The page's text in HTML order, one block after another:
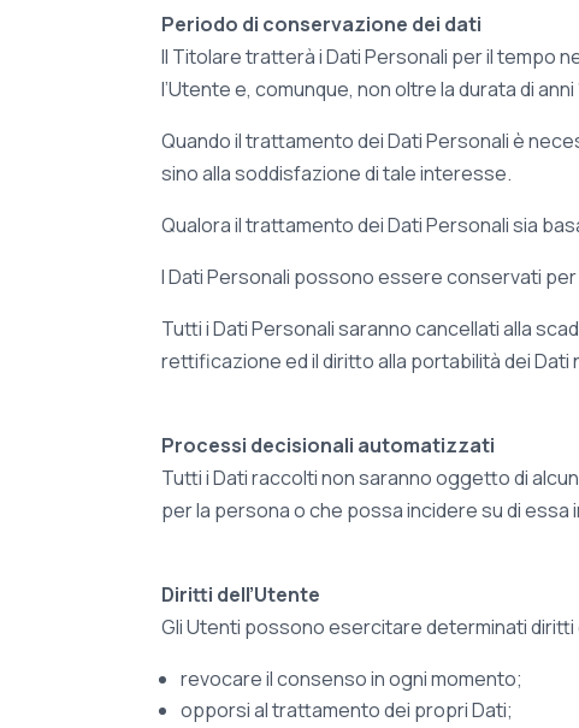
Periodo di conservazione dei dati
Il Titolare tratterà i Dati Personali per il tempo
l’Utente e, comunque, non oltre la durata di
Quando il trattamento dei Dati Personali è
sino alla soddisfazione di tale interesse.
Qualora il trattamento dei Dati Personali sia
I Dati Personali possono essere conservati
Tutti i Dati Personali saranno cancellati alla
rettificazione ed il diritto alla portabilità dei
Processi decisionali automatizzati
Tutti i Dati raccolti non saranno oggetto di
per la persona o che possa incidere su di essa
Diritti dell’Utente
Gli Utenti possono esercitare determinati diritti
revocare il consenso in ogni momento;
opporsi al trattamento dei propri Dati;